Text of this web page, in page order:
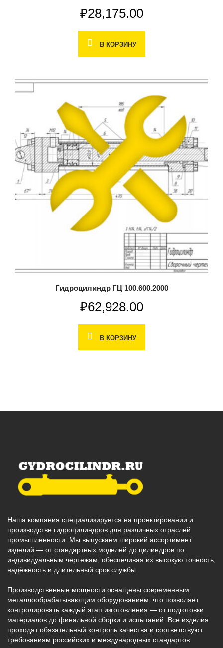
₽28,175.00
В КОРЗИНУ
Гидроцилиндр ГЦ 100.600.2000
₽62,928.00
В КОРЗИНУ
Наша компания специализируется на проектировании и
производстве гидроцилиндров для различных отраслей
промышленности. Мы выпускаем широкий ассортимент
изделий — от стандартных моделей до цилиндров по
индивидуальным чертежам, обеспечивая их высокую точность,
надёжность и длительный срок службы.
Производственные мощности оснащены современным
металлообрабатывающим оборудованием, что позволяет
контролировать каждый этап изготовления — от подготовки
материалов до финальной сборки и испытаний. Все изделия
проходят обязательный контроль качества и соответствуют
требованиям российских и международных стандартов.